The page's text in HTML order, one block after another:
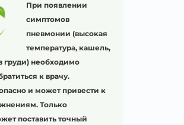
При появлении
симптомов
пневмонии (высокая
температура, кашель,
груди) необходимо
к врачу.
и может привести к
Только
поставить точный